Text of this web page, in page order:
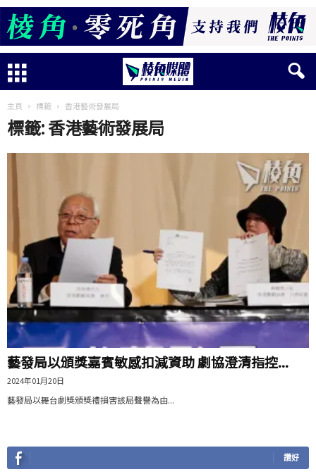
主頁 標籤 香港藝術發展局
標籤: 香港藝術發展局
藝發局以頒獎嘉賓敏感扣減資助 劇協澄清指控...
2024年01月20日
藝發局以舞台劇獎頒獎禮損害該局聲譽為由...
讚好